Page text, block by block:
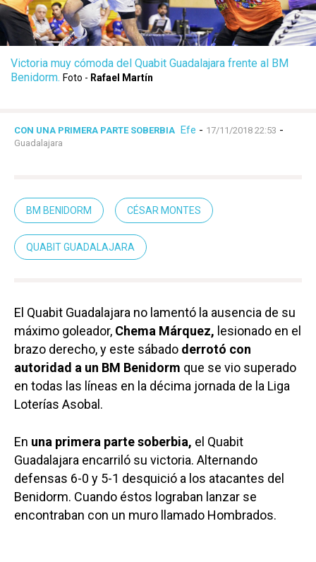
Victoria muy cómoda del Quabit Guadalajara frente al BM
Benidorm. Foto - Rafael Martín
CON UNA PRIMERA PARTE SOBERBIA Efe - 17/11/2018 22:53 -
Guadalajara
BM BENIDORM CÉSAR MONTES
QUABIT GUADALAJARA
El Quabit Guadalajara no lamentó la ausencia de su
máximo goleador, Chema Márquez, lesionado en el
brazo derecho, y este sábado derrotó con
autoridad a un BM Benidorm que se vio superado
en todas las líneas en la décima jornada de la Liga
Loterías Asobal.
En una primera parte soberbia, el Quabit
Guadalajara encarriló su victoria. Alternando
defensas 6-0 y 5-1 desquició a los atacantes del
Benidorm. Cuando éstos lograban lanzar se
encontraban con un muro llamado Hombrados.